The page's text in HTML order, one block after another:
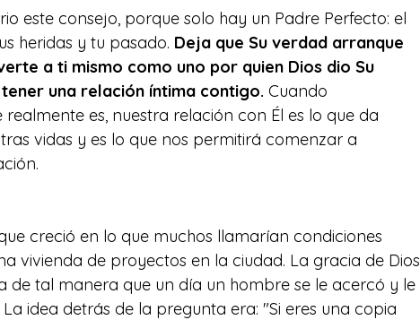
este consejo, porque solo hay un Padre Perfecto: el
heridas y tu pasado. Deja que Su verdad arranque
a ti mismo como uno por quien Dios dio Su
una relación íntima contigo. Cuando
es, nuestra relación con Él es lo que da
vidas y es lo que nos permitirá comenzar a
creció en lo que muchos llamarían condiciones
vivienda de proyectos en la ciudad. La gracia de Dios
de tal manera que un día un hombre se le acercó y le
idea detrás de la pregunta era: "Si eres una copia